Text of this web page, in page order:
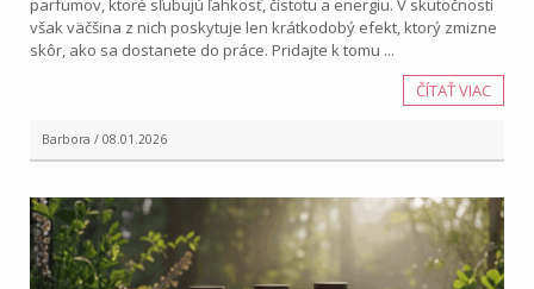
parfumov, ktoré sľubujú ľahkosť, čistotu a energiu. V skutočnosti
však väčšina z nich poskytuje len krátkodobý efekt, ktorý zmizne
skôr, ako sa dostanete do práce. Pridajte k tomu ...
ČÍTAŤ VIAC
Barbora / 08.01.2026